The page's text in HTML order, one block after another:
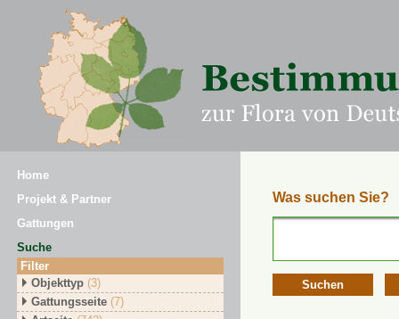
Home
Projekt & Partner
Gattungen
Suche
Filter
Objekttyp (3)
Gattungsseite (7)
Was suchen Sie?
Suchen